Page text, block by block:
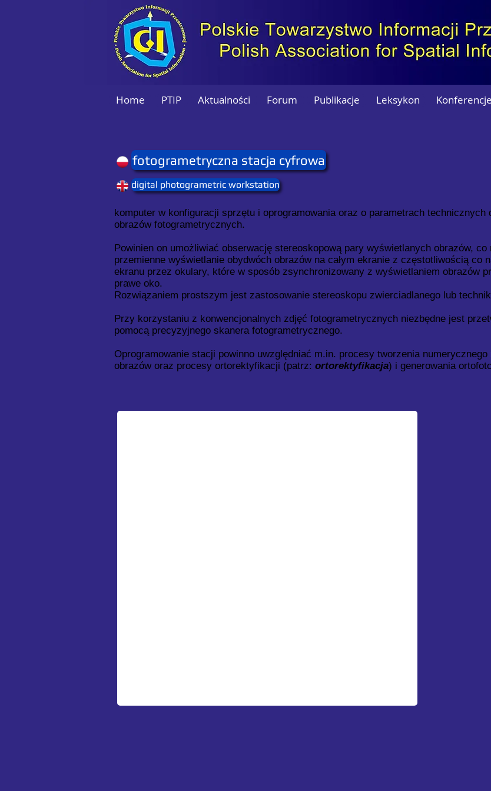
Home PTIP Aktualności Forum Publikacje Leksykon Konferencje
fotogrametryczna stacja cyfrowa
digital photogrametric workstation
komputer w konfiguracji sprzętu i oprogramowania oraz o parametrach technicznych
obrazów fotogrametrycznych.
Powinien on umożliwiać obserwację stereoskopową pary wyświetlanych obrazów,
przemienne wyświetlanie obydwóch obrazów na całym ekranie z częstotliwością co
ekranu przez okulary, które w sposób zsynchronizowany z wyświetlaniem obrazów
prawe oko.
Rozwiązaniem prostszym jest zastosowanie stereoskopu zwierciadlanego lub
Przy korzystaniu z konwencjonalnych zdjęć fotogrametrycznych niezbędne jest
pomocą precyzyjnego skanera fotogrametrycznego.
Oprogramowanie stacji powinno uwzględniać m.in. procesy tworzenia
obrazów oraz procesy ortorektyfikacji (patrz: ortorektyfikacja) i generowania